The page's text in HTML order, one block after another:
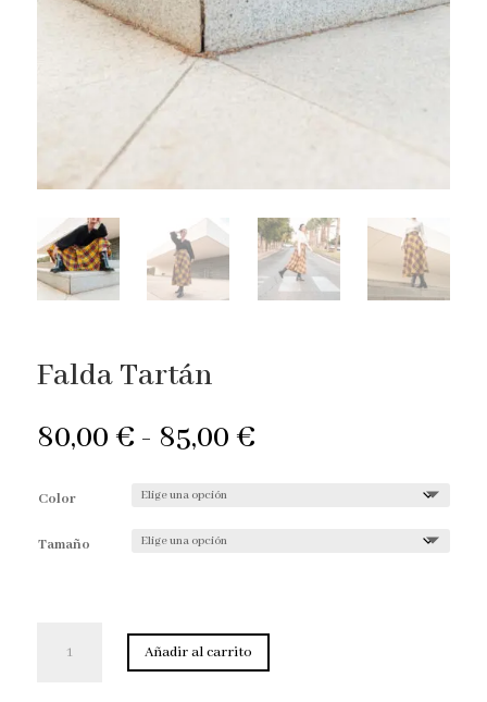
Falda Tartán
80,00 € - 85,00 €Rango
Color
Tamaño
Tartán
Añadir al carrito